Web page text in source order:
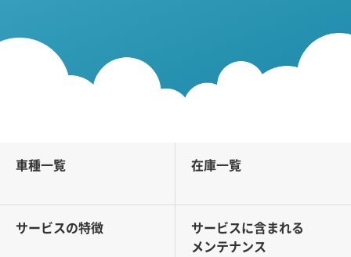
車種一覧 在庫一覧
サービスの特徴
サービスに含まれる
メンテナンス